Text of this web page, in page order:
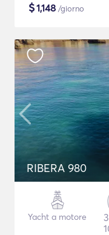
$1,148 /giorno
RIBERA 980
Yacht a motore